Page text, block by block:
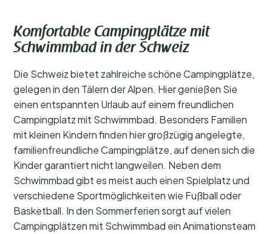
Obwalden (1)
Beliebte Filter
Unterkunftstyp
Schwimmen
Allgemein
Sport und Freizeit
Komfortable Campingplätze mit
Schwimmbad in der Schweiz
Die Schweiz bietet zahlreiche schöne Campingplätze,
gelegen in den Tälern der Alpen. Hier genießen Sie
einen entspannten Urlaub auf einem freundlichen
Campingplatz mit Schwimmbad. Besonders Familien
mit kleinen Kindern finden hier großzügig angelegte,
familienfreundliche Campingplätze, auf denen sich die
Kinder garantiert nicht langweilen. Neben dem
Schwimmbad gibt es meist auch einen Spielplatz und
verschiedene Sportmöglichkeiten wie Fußball oder
Basketball. In den Sommerferien sorgt auf vielen
Campingplätzen mit Schwimmbad ein Animationsteam